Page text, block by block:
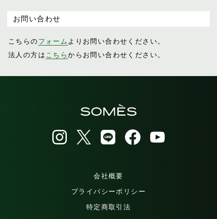
お問い合わせ
こちらのフォーム よりお問い合わせください。
法人の方は こちらからお問い合わせください。
会社概要
プライバシーポリシー
特定商取引法